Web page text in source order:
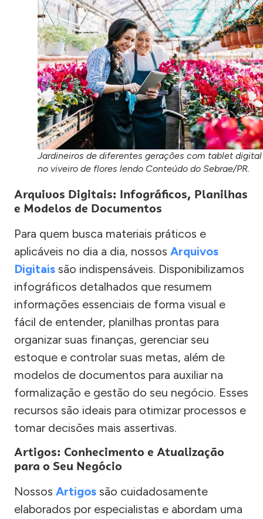
Jardineiros de diferentes gerações com tablet digital
no viveiro de flores lendo Conteúdo do Sebrae/PR.
Arquivos Digitais: Infográficos, Planilhas
e Modelos de Documentos
Para quem busca materiais práticos e
aplicáveis no dia a dia, nossos Arquivos
Digitais são indispensáveis. Disponibilizamos
infográficos detalhados que resumem
informações essenciais de forma visual e
fácil de entender, planilhas prontas para
organizar suas finanças, gerenciar seu
estoque e controlar suas metas, além de
modelos de documentos para auxiliar na
formalização e gestão do seu negócio. Esses
recursos são ideais para otimizar processos e
tomar decisões mais assertivas.
Artigos: Conhecimento e Atualização
para o Seu Negócio
Nossos Artigos são cuidadosamente
elaborados por especialistas e abordam uma